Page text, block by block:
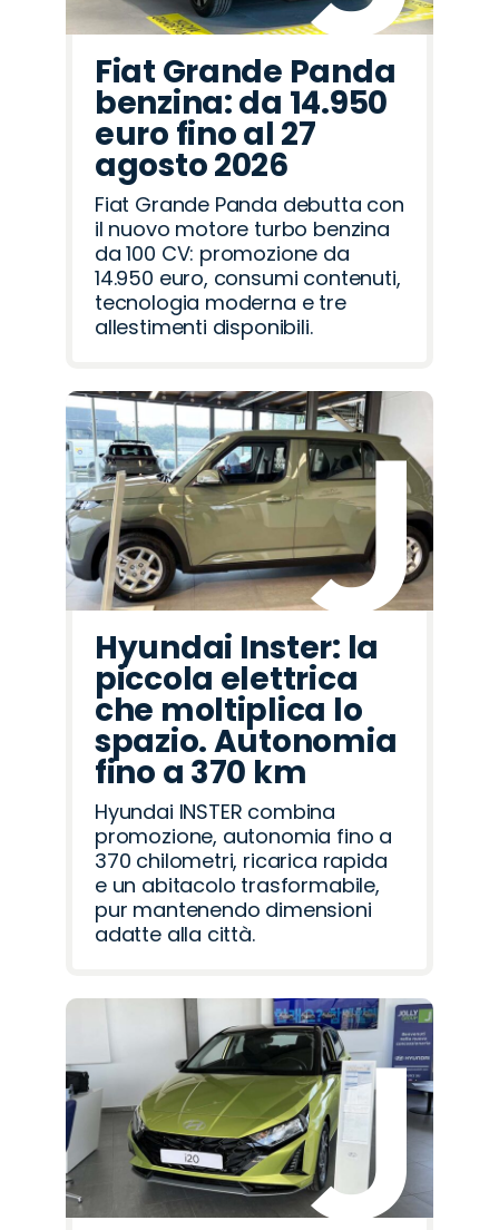
Fiat Grande Panda
benzina: da 14.950
euro fino al 27
agosto 2026
Fiat Grande Panda debutta con
il nuovo motore turbo benzina
da 100 CV: promozione da
14.950 euro, consumi contenuti,
tecnologia moderna e tre
allestimenti disponibili.
Hyundai Inster: la
piccola elettrica
che moltiplica lo
spazio. Autonomia
fino a 370 km
Hyundai INSTER combina
promozione, autonomia fino a
370 chilometri, ricarica rapida
e un abitacolo trasformabile,
pur mantenendo dimensioni
adatte alla città.